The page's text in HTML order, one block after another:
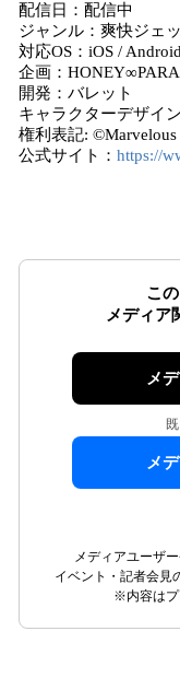
配信日：配信中
ジャンル：爽快ジェ
対応OS：iOS /
企画：
開発：バレット
キャラクターデザイ
権利表記:
公式サイト： https://
こ
メディア
メ
メ
メディアユーザ
イベント・記者会見
※内容はプ